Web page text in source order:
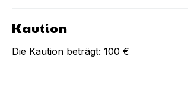
Kaution
Die Kaution beträgt: 100 €